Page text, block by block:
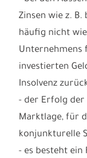
Zinsen wie z.
häufig nicht
Unternehmens
investierten
Insolvenz
- der Erfolg der
Marktlage, für
konjunkturelle
- es besteht